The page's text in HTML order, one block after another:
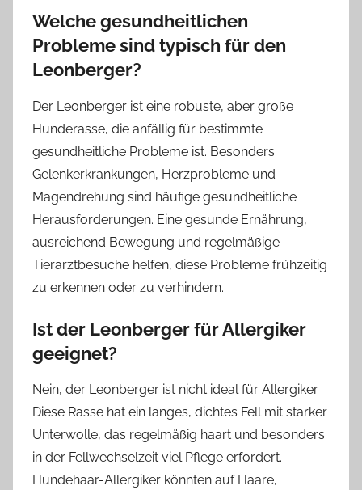
Welche gesundheitlichen
Probleme sind typisch für den
Leonberger?
Der Leonberger ist eine robuste, aber große
Hunderasse, die anfällig für bestimmte
gesundheitliche Probleme ist. Besonders
Gelenkerkrankungen, Herzprobleme und
Magendrehung sind häufige gesundheitliche
Herausforderungen. Eine gesunde Ernährung,
ausreichend Bewegung und regelmäßige
Tierarztbesuche helfen, diese Probleme frühzeitig
zu erkennen oder zu verhindern.
Ist der Leonberger für Allergiker
geeignet?
Nein, der Leonberger ist nicht ideal für Allergiker.
Diese Rasse hat ein langes, dichtes Fell mit starker
Unterwolle, das regelmäßig haart und besonders
in der Fellwechselzeit viel Pflege erfordert.
Hundehaar-Allergiker könnten auf Haare,